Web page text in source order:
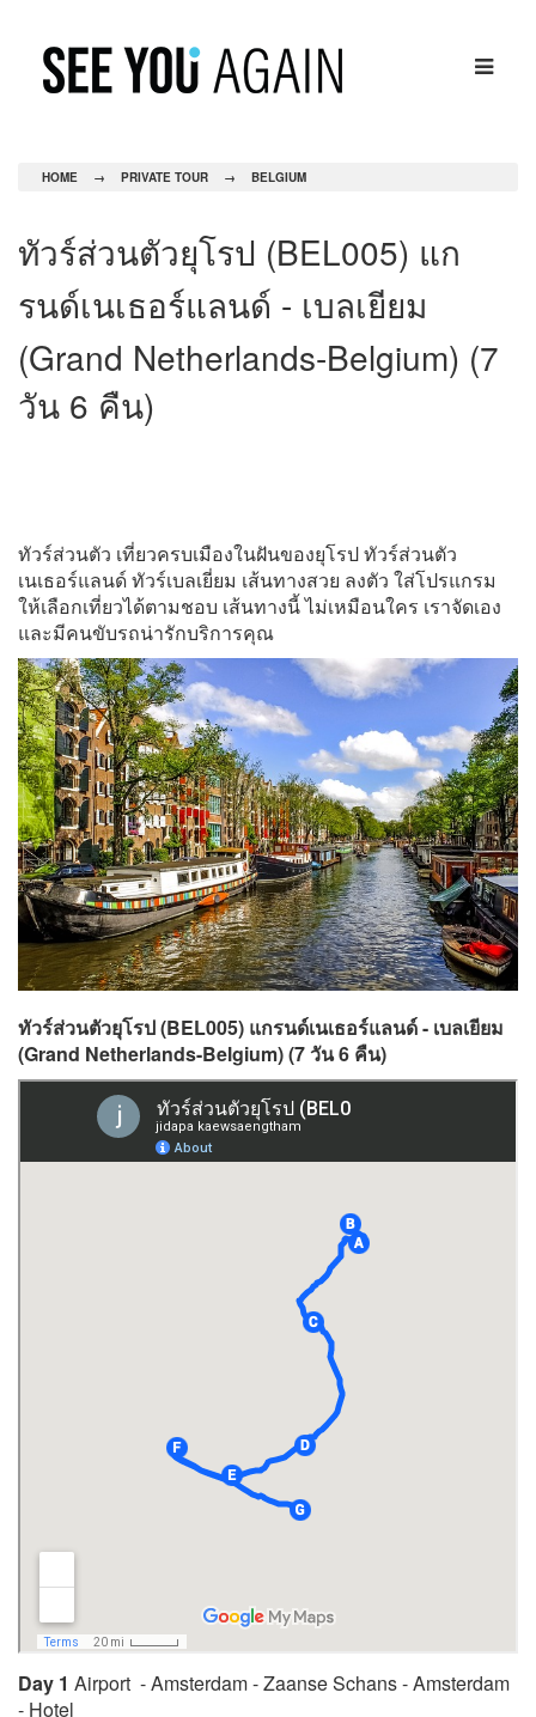
HOME → PRIVATE TOUR → BELGIUM
ทัวร์ส่วนตัวยุโรป (BEL005) แก
รนด์เนเธอร์แลนด์ - เบลเยียม
(Grand Netherlands-Belgium) (7
วัน 6 คืน)
ทัวร์ส่วนตัว เที่ยวครบเมืองในฝันของยุโรป ทัวร์ส่วนตัว
เนเธอร์แลนด์ ทัวร์เบลเยี่ยม เส้นทางสวย ลงตัว ใส่โปรแกรม
ให้เลือกเที่ยวได้ตามชอบ เส้นทางนี้ ไม่เหมือนใคร เราจัดเอง
และมีคนขับรถน่ารักบริการคุณ
ทัวร์ส่วนตัวยุโรป (BEL005) แกรนด์เนเธอร์แลนด์ - เบลเยียม
(Grand Netherlands-Belgium) (7 วัน 6 คืน)
Day 1 Airport - Amsterdam - Zaanse Schans - Amsterdam
- Hotel